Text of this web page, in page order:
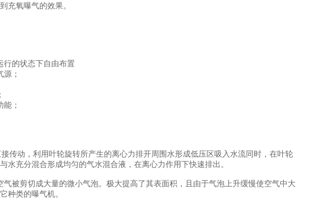
充氧曝气的效果。
行的状态下自由布置
源；
能；
传动，利用叶轮旋转所产生的离心力排开周围水形成低压区吸入水流同时，在叶轮
水充分混合形成均匀的气水混合液，在离心力作用下快速排出。
被剪切成大量的微小气泡。极大提高了其表面积，且由于气泡上升缓慢使空气中大
种类的曝气机。